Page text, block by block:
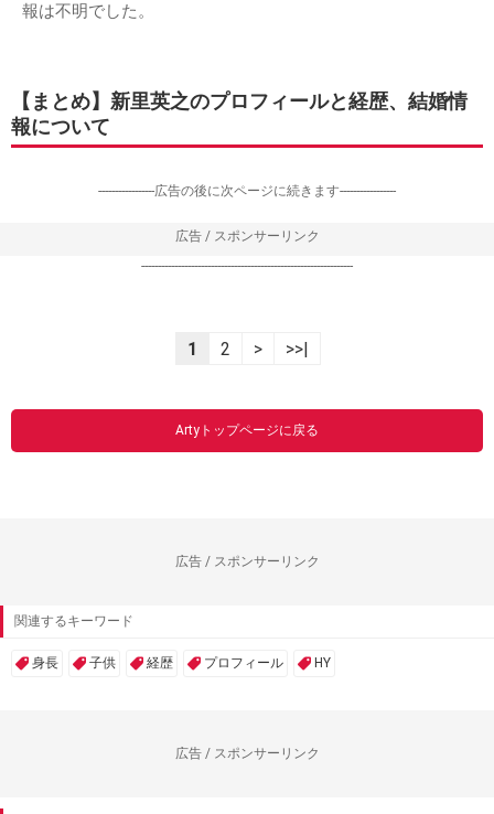
報は不明でした。
【まとめ】新里英之のプロフィールと経歴、結婚情
報について
-----------------広告の後に次ページに続きます-----------------
広告 / スポンサーリンク
----------------------------------------------------------------
1 2 > >>|
Artyトップページに戻る
広告 / スポンサーリンク
関連するキーワード
身長 子供 経歴 プロフィール HY
広告 / スポンサーリンク